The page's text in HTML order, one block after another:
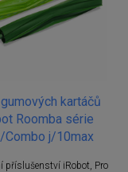
kartáčů
Roomba série
j/10max
příslušenství iRobot, Pro